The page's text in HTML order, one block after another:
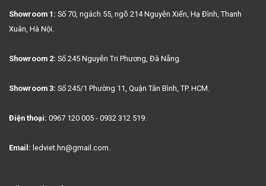
Showroom 1: Số 70, ngách 55, ngõ 214 Nguyễn Xiển, Hạ Đình, Thanh
Xuân, Hà Nội.
Showroom 2: Số 245 Nguyễn Tri Phương, Đà Nẵng.
Showroom 3: Số 245/1 Phường 11, Quận Tân Bình, TP. HCM.
Điện thoại: 0967 120 005 - 0932 312 519.
Email: ledviet.hn@gmail.com.